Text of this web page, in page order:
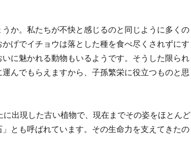
か。私たちが不快と感じるのと同じように多くの
げでイチョウは落とした種を食べ尽くされずにす
に魅かれる動物もいるようです。そうした限られ
んでもらえますから、子孫繁栄に役立つものと思
出現した古い植物で、現在までその姿をほとんど
とも呼ばれています。その生命力を支えてきたの